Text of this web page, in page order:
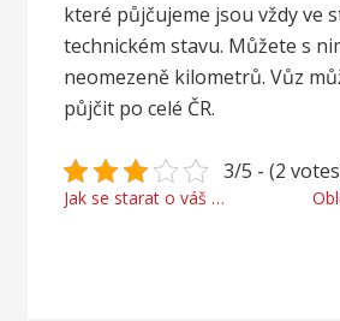
které půjčujeme jsou vždy ve
technickém stavu. Můžete s
neomezeně kilometrů. Vůz
půjčit po celé ČR.
3/5 - (2
Navigace
Jak se starat o váš POD?